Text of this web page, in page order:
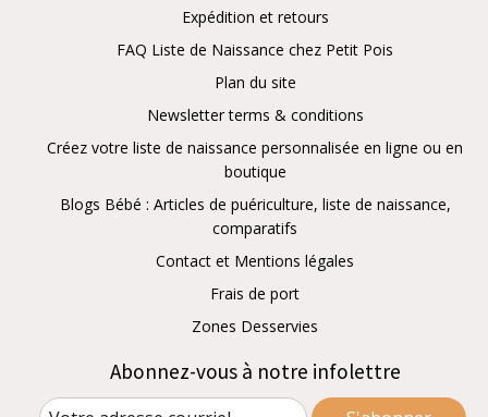
Expédition et retours
FAQ Liste de Naissance chez Petit Pois
Plan du site
Newsletter terms & conditions
Créez votre liste de naissance personnalisée en ligne ou en
boutique
Blogs Bébé : Articles de puériculture, liste de naissance,
comparatifs
Contact et Mentions légales
Frais de port
Zones Desservies
Abonnez-vous à notre infolettre